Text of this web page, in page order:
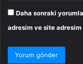
Daha sonraki
adresim ve site